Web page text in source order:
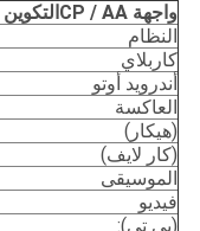
واجهة CP / AA
التكوين
النظام
كاربلاي
أندرويد أوتو
العاكسة
(هيكار)
(كار لايف)
الموسيقى
فيديو
(بي تي):